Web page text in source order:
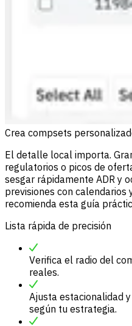
Crea compsets
El detalle local importa.
regulatorios o picos de
sesgar rápidamente ADR y
previsiones con calendarios
recomienda esta guía
Lista rápida de precisión
Verifica el radio del
reales.
Ajusta estacionalidad
según tu estrategia.